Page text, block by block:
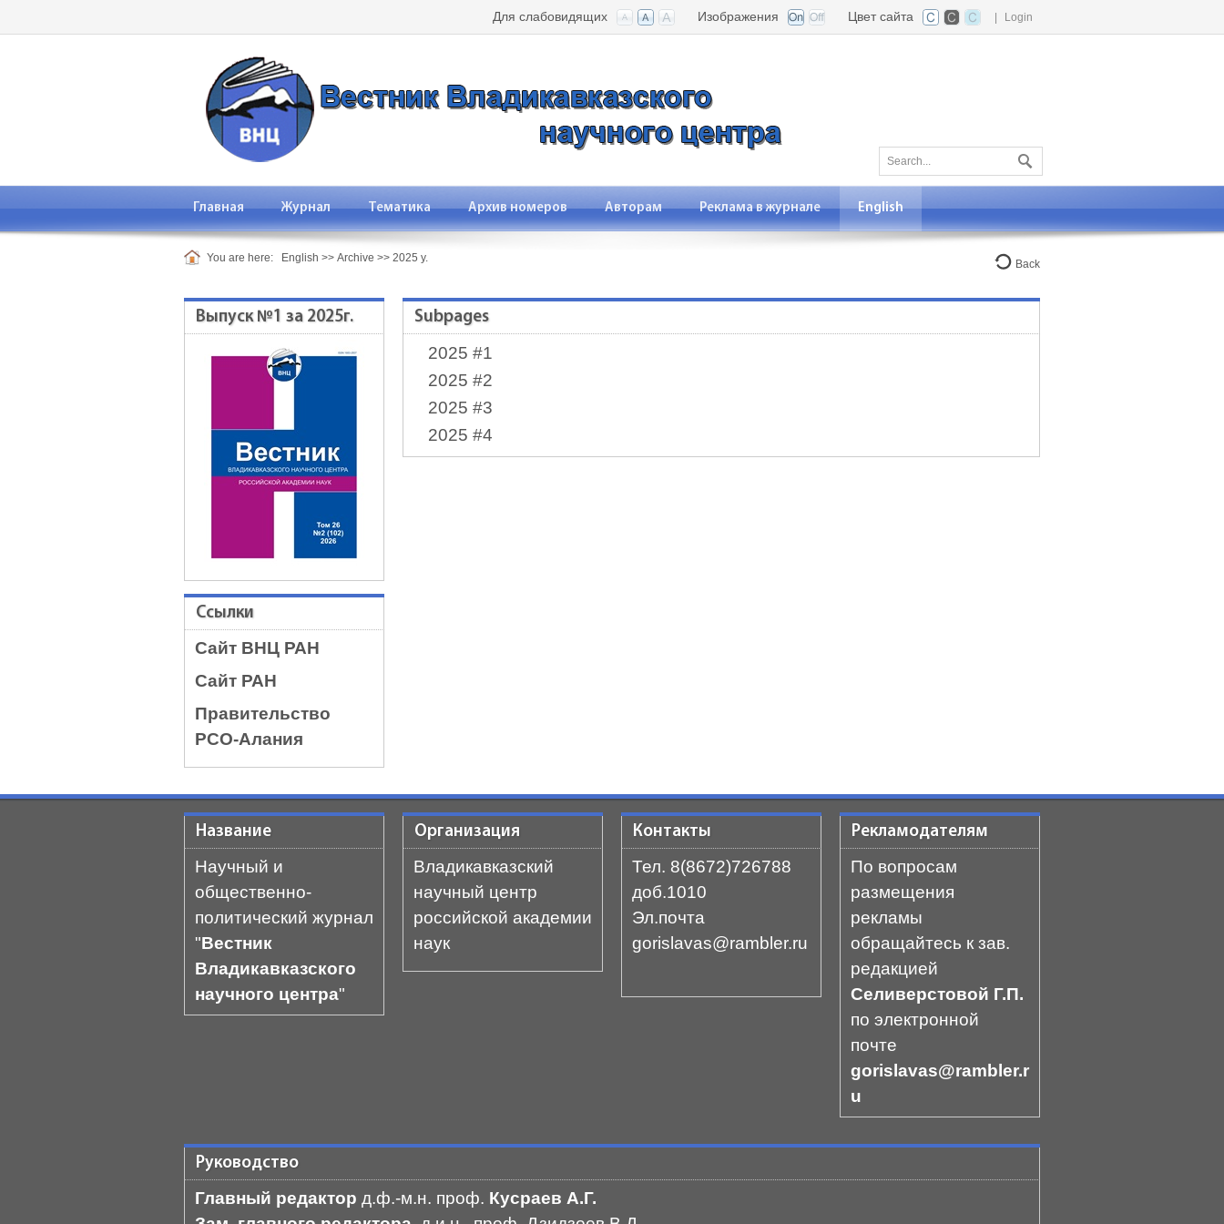
Login
Цвет сайта
Изображения
Для слабовидящих
Главная Журнал Тематика Архив номеров Авторам Реклама в журнале English
You are here: English >> Archive >> 2025 y. Back
Выпуск №1 за 2025г.
Ссылки
Сайт ВНЦ РАН
Сайт РАН
Правительство
РСО-Алания
Subpages
2025 #1
2025 #2
2025 #3
2025 #4
Название
Научный и
общественно-
политический журнал
"Вестник
Владикавказского
научного центра"
Организация
Владикавказский
научный центр
российской академии
наук
Контакты
Тел. 8(8672)726788
доб.1010
Эл.почта
gorislavas@rambler.ru
Рекламодателям
По вопросам
размещения
рекламы
обращайтесь к зав.
редакцией
Селиверстовой Г.П.
по электронной
почте
gorislavas@rambler.r
u
Руководство
Главный редактор д.ф.-м.н. проф. Кусраев А.Г.